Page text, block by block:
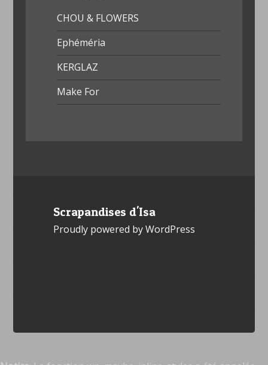
CHOU & FLOWERS
Ephéméria
KERGLAZ
Make For
Scrapandises d'Isa
Proudly powered by WordPress